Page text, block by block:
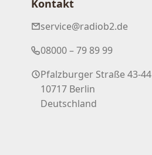
Kontakt
service@radiob2.de
08000 – 79 89 99
Pfalzburger Straße 43-44
10717 Berlin
Deutschland